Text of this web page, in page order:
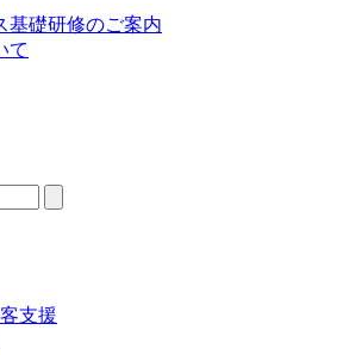
て
支援